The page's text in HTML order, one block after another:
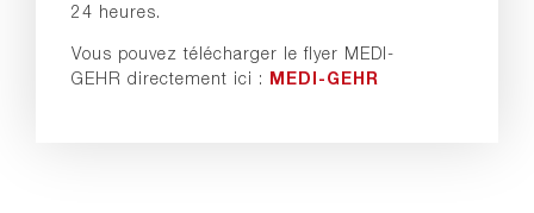
24 heures.
Vous pouvez télécharger le flyer MEDI-
GEHR directement ici : MEDI-GEHR